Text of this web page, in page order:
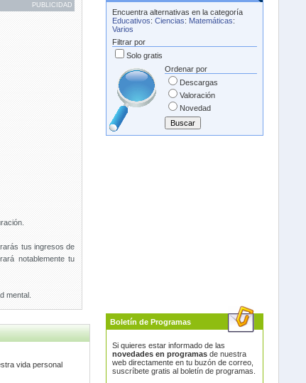
PUBLICIDAD
tus ingresos de
notablemente tu
mental.
vida personal
Encuentra alternativas en la categoría
Educativos: Ciencias: Matemáticas:
Varios
Filtrar por
Solo gratis
Ordenar por
Descargas
Valoración
Novedad
Boletín de Programas
Si quieres estar informado de las
novedades en programasde nuestra
web directamente en tu buzón de correo,
suscríbete gratis al boletín de programas.